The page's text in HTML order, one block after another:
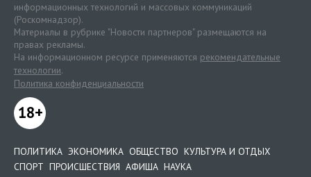
информационных технологий и массовых коммуникаций
(Роскомнадзор).
Материалы в рубрике "Новости партнеров" размещаются на
правах рекламы.
На информационном ресурсе применяются рекомендательные
технологии.
Политика конфиденциальности
18+
ПОЛИТИКА ЭКОНОМИКА ОБЩЕСТВО КУЛЬТУРА И ОТДЫХ
СПОРТ ПРОИСШЕСТВИЯ АФИША НАУКА